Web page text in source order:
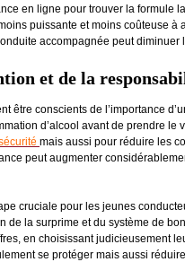
en ligne pour trouver la formule
puissante et moins coûteuse
accompagnée peut
et de la
être conscients de l’importance
d’alcool avant de prendre
mais aussi pour réduire les
peut augmenter
cruciale pour les jeunes
de la surprime et du système de
en choisissant judicieusement
se protéger mais aussi